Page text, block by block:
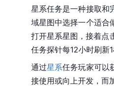
星系任务是一种接取和
域星图中选择一个适合
打开星系星图，接着点
任务探针每12小时刷新
通过星系任务玩家可以
接使用或向上开发，而